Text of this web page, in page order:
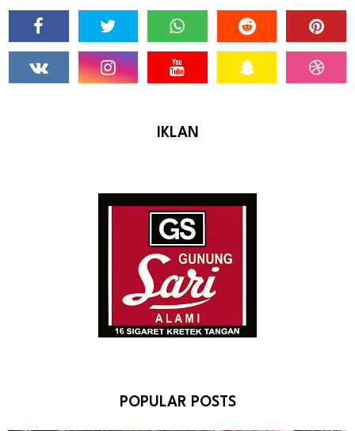
IKLAN
POPULAR POSTS